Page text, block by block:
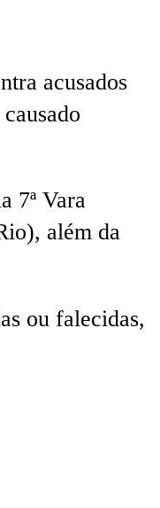
acusados
7ª Vara
além da
ou falecidas,